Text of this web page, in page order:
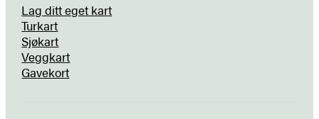
Lag ditt eget kart
Turkart
Sjøkart
Veggkart
Gavekort